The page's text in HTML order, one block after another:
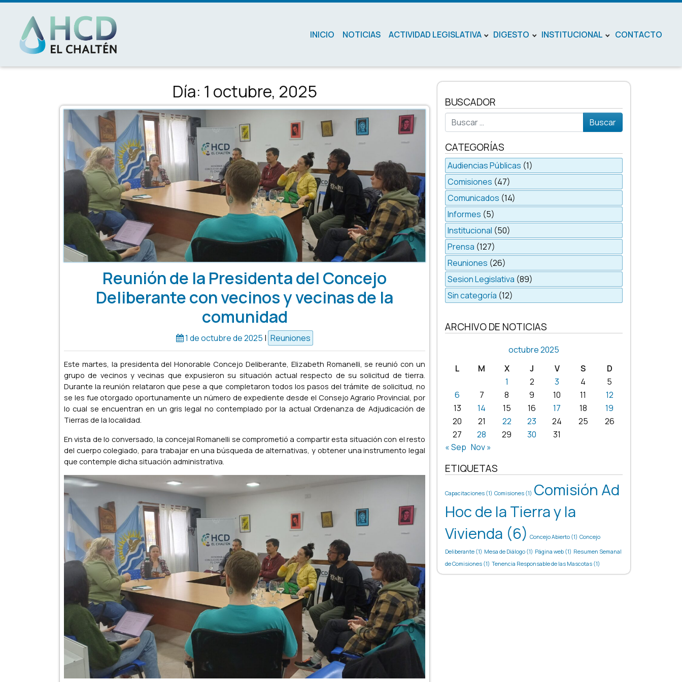
MAIN NAVIGATION INICIO NOTICIAS ACTIVIDAD LEGISLATIVA DIGESTO INSTITUCIONAL CONTACTO
Día: 1 octubre, 2025
Reunión de la Presidenta del Concejo
Deliberante con vecinos y vecinas de la
comunidad
1 de octubre de 2025 | Reuniones
Este martes, la presidenta del Honorable Concejo Deliberante, Elizabeth Romanelli, se reunió con un
grupo de vecinos y vecinas que expusieron su situación actual respecto de su solicitud de tierra.
Durante la reunión relataron que pese a que completaron todos los pasos del trámite de solicitud, no
se les fue otorgado oportunamente un número de expediente desde el Consejo Agrario Provincial, por
lo cual se encuentran en un gris legal no contemplado por la actual Ordenanza de Adjudicación de
Tierras de la localidad.
En vista de lo conversado, la concejal Romanelli se comprometió a compartir esta situación con el resto
del cuerpo colegiado, para trabajar en una búsqueda de alternativas, y obtener una instrumento legal
que contemple dicha situación administrativa.
BUSCADOR
Buscar
CATEGORÍAS
Audiencias Públicas (1)
Comisiones (47)
Comunicados (14)
Informes (5)
Institucional (50)
Prensa (127)
Reuniones (26)
Sesion Legislativa (89)
Sin categoría (12)
ARCHIVO DE NOTICIAS
octubre 2025
L
M X J V S
D
1
2 3 4
5
6
7 8 9 10 11
12
13
14 15 16 17 18
19
20
21 22 23 24 25
26
27
28 29 30
31
« Sep Nov »
ETIQUETAS
Capacitaciones (1) Comisiones (1) Comisión Ad
Hoc de la Tierra y la
Vivienda (6) Concejo Abierto (1) Concejo
Deliberante (1) Mesa de Diálogo (1) Página web (1) Resumen Semanal
de Comisiones (1) Tenencia Responsable de las Mascotas (1)